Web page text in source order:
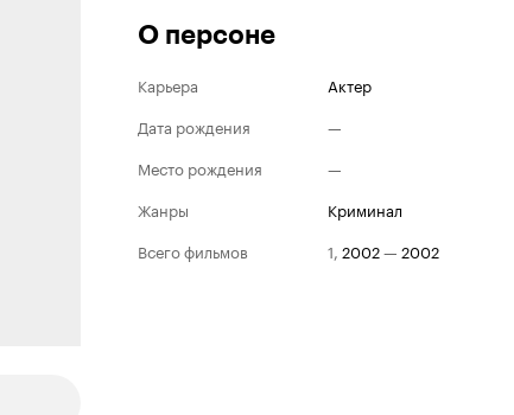
О персоне
Карьера
Актер
Дата рождения
—
Место рождения
—
Жанры
криминал
Всего фильмов
1, 2002— 2002